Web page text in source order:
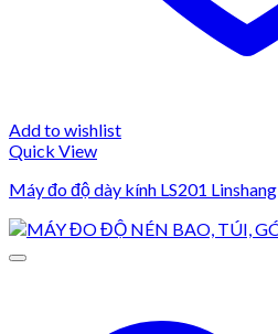
Add to wishlist
Quick View
Máy đo độ dày kính LS201 Linshang